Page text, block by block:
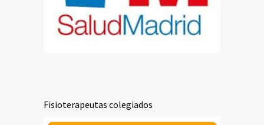
Fisioterapeutas colegiados